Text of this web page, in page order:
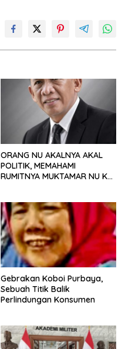
ORANG NU AKALNYA AKAL
POLITIK, MEMAHAMI
RUMITNYA MUKTAMAR NU KE
Gebrakan Koboi Purbaya,
Sebuah Titik Balik
Perlindungan Konsumen